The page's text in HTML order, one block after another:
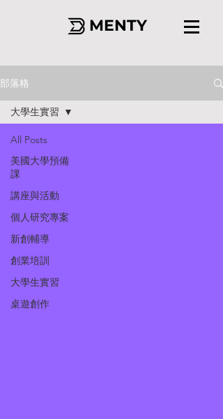
MENTY
部落格
All Posts
美國大學預備
課
講座與活動
個人研究專案
新創輔導
創業培訓
大學生實習
桌遊創作
大學生實習